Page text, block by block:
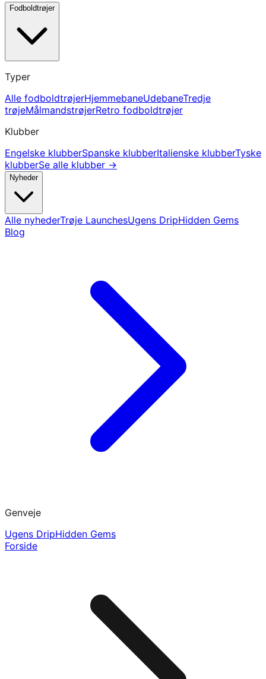
Fodboldtrøjer
Typer
Alle fodboldtrøjerHjemmebaneUdebaneTredje
trøjeMålmandstrøjerRetro fodboldtrøjer
Klubber
Engelske klubberSpanske klubberItalienske klubberTyske
klubberSe alle klubber →
Nyheder
Alle nyhederTrøje LaunchesUgens DripHidden Gems
Blog
Genveje
Ugens DripHidden Gems
Forside